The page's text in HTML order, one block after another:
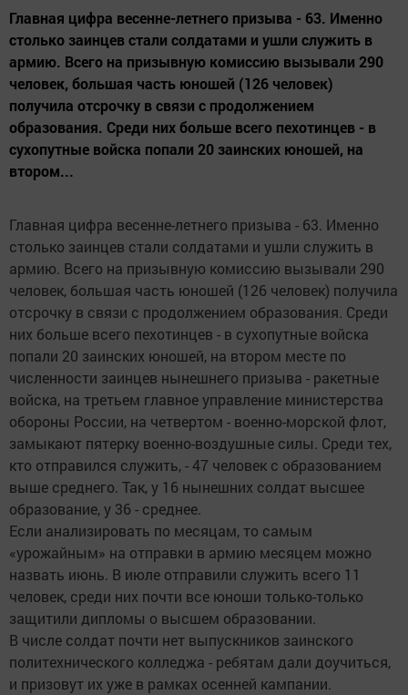
Главная цифра весенне-летнего призыва - 63. Именно
столько заинцев стали солдатами и ушли служить в
армию. Всего на призывную комиссию вызывали 290
человек, большая часть юношей (126 человек)
получила отсрочку в связи с продолжением
образования. Среди них больше всего пехотинцев - в
сухопутные войска попали 20 заинских юношей, на
втором...
Главная цифра весенне-летнего призыва - 63. Именно
столько заинцев стали солдатами и ушли служить в
армию. Всего на призывную комиссию вызывали 290
человек, большая часть юношей (126 человек) получила
отсрочку в связи с продолжением образования. Среди
них больше всего пехотинцев - в сухопутные войска
попали 20 заинских юношей, на втором месте по
численности заинцев нынешнего призыва - ракетные
войска, на третьем главное управление министерства
обороны России, на четвертом - военно-морской флот,
замыкают пятерку военно-воздушные силы. Среди тех,
кто отправился служить, - 47 человек с образованием
выше среднего. Так, у 16 нынешних солдат высшее
образование, у 36 - среднее.
Если анализировать по месяцам, то самым
«урожайным» на отправки в армию месяцем можно
назвать июнь. В июле отправили служить всего 11
человек, среди них почти все юноши только-только
защитили дипломы о высшем образовании.
В числе солдат почти нет выпускников заинского
политехнического колледжа - ребятам дали доучиться,
и призовут их уже в рамках осенней кампании.